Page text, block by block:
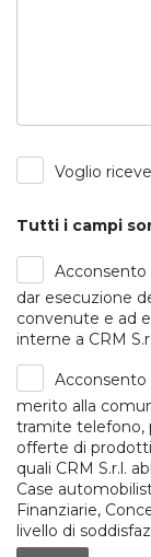
Voglio
Tutti i campi
Acconsento
dar esecuzione
convenute e ad
interne a CRM
Acconsento
merito alla
tramite telefono,
offerte di prodotti
quali CRM S.r.l.
Case
Finanziarie,
livello di